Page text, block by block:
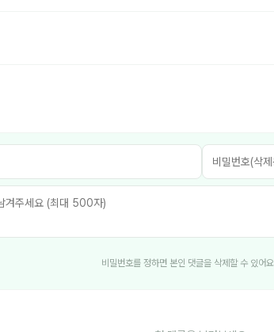
비밀번호를 정하면 본인 댓글을 삭제할 수 있어요